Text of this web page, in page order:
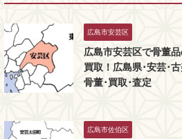
広島市安芸区
広島市安芸区で骨董
買取！広島県･安芸･古
骨董･買取･査定
広島市佐伯区